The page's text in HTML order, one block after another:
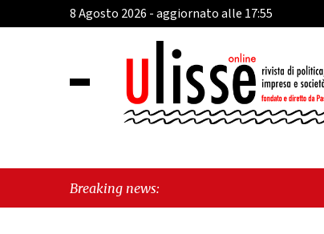
8 Agosto 2026 - aggiornato alle 17:55
Breaking news: